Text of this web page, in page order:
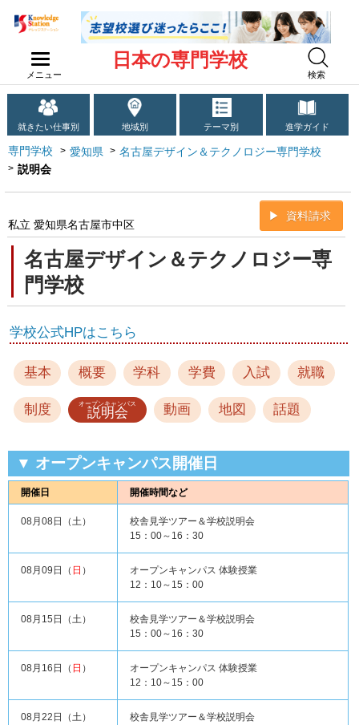
メニュー
日本の専門学校
検索
就きたい仕事別 地域別 テーマ別 進学ガイド
専門学校 愛知県
名古屋デザイン＆テクノロジー専門学校
説明会
名古屋デザイン＆テクノロジー専
門学校
私立 愛知県名古屋市中区
資料請求
学校公式HPはこちら
基本 概要 学科 学費 入試 就職
制度 オープンキャンパス
説明会 動画 地図 話題
▼ オープンキャンパス開催日
開催日 開催時間など
08月08日（土）
校舎見学ツアー＆学校説明会
15：00～16：30
08月09日（ 日 ）
オープンキャンパス 体験授業
12：10～15：00
08月15日（土）
校舎見学ツアー＆学校説明会
15：00～16：30
08月16日（ 日 ）
オープンキャンパス 体験授業
12：10～15：00
08月22日（土）
校舎見学ツアー＆学校説明会